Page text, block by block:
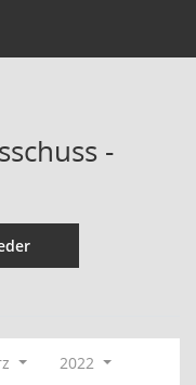
-
2022